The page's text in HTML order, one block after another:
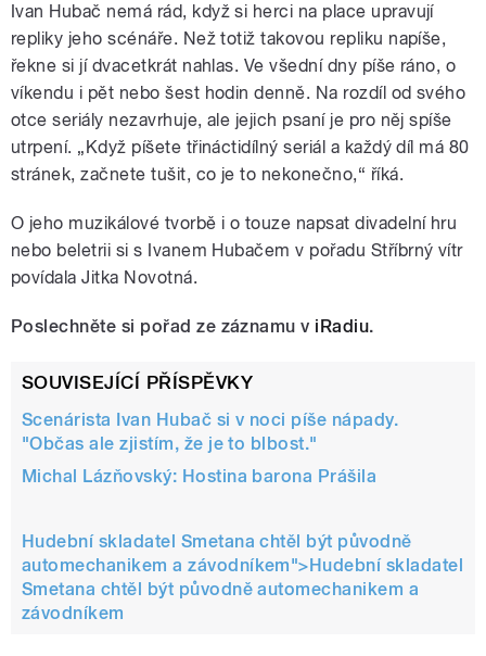
Ivan Hubač nemá rád, když si herci na place upravují
repliky jeho scénáře. Než totiž takovou repliku napíše,
řekne si jí dvacetkrát nahlas. Ve všední dny píše ráno, o
víkendu i pět nebo šest hodin denně. Na rozdíl od svého
otce seriály nezavrhuje, ale jejich psaní je pro něj spíše
utrpení. „Když píšete třináctidílný seriál a každý díl má 80
stránek, začnete tušit, co je to nekonečno,“ říká.
O jeho muzikálové tvorbě i o touze napsat divadelní hru
nebo beletrii si s Ivanem Hubačem v pořadu Stříbrný vítr
povídala Jitka Novotná.
Poslechněte si pořad ze záznamu v iRadiu.
SOUVISEJÍCÍ PŘÍSPĚVKY
Scenárista Ivan Hubač si v noci píše nápady.
"Občas ale zjistím, že je to blbost."
Michal Lázňovský: Hostina barona Prášila
Hudební skladatel Smetana chtěl být původně
automechanikem a závodníkem">Hudební skladatel
Smetana chtěl být původně automechanikem a
závodníkem